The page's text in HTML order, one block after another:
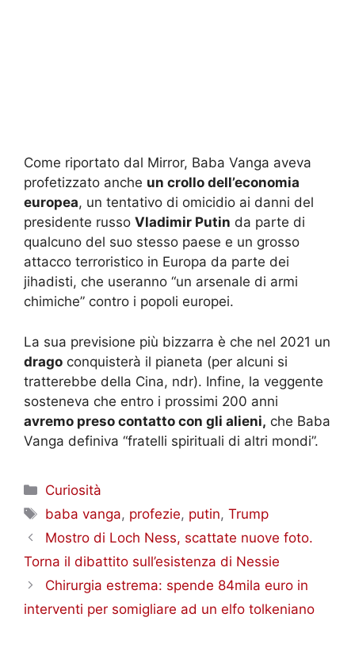
Come riportato dal Mirror, Baba Vanga aveva
profetizzato anche un crollo dell’economia
europea, un tentativo di omicidio ai danni del
presidente russo Vladimir Putin da parte di
qualcuno del suo stesso paese e un grosso
attacco terroristico in Europa da parte dei
jihadisti, che useranno “un arsenale di armi
chimiche” contro i popoli europei.
La sua previsione più bizzarra è che nel 2021 un
drago conquisterà il pianeta (per alcuni si
tratterebbe della Cina, ndr). Infine, la veggente
sosteneva che entro i prossimi 200 anni
avremo preso contatto con gli alieni, che Baba
Vanga definiva “fratelli spirituali di altri mondi”.
Categorie
Curiosità
Tag
baba vanga, profezie, putin,Trump
Mostro di Loch Ness, scattate nuove foto.
Torna il dibattito sull’esistenza di Nessie
Chirurgia estrema: spende 84mila euro in
interventi per somigliare ad un elfo tolkeniano